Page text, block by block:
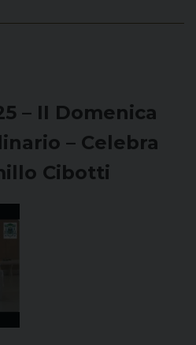
– II Domenica
– Celebra
Cibotti